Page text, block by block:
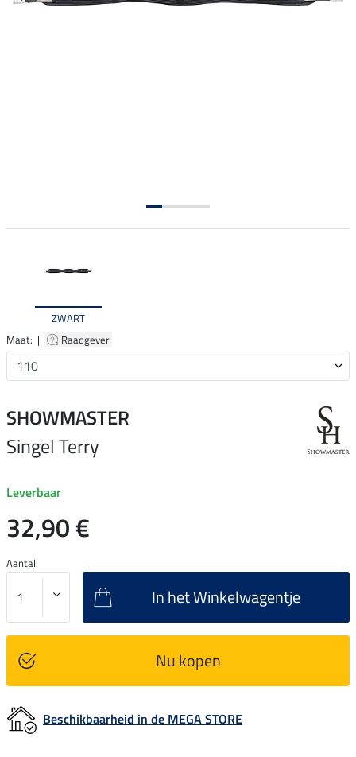
ZWART
Maat: |
Raadgever
SHOWMASTER
Singel Terry
Leverbaar
32,90 €
Aantal:
In het Winkelwagentje
Nu kopen
Beschikbaarheid in de MEGA STORE